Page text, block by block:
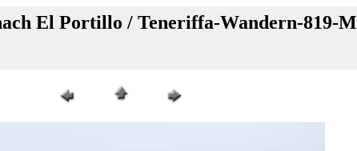
El Portillo / Teneriffa-Wandern-819-